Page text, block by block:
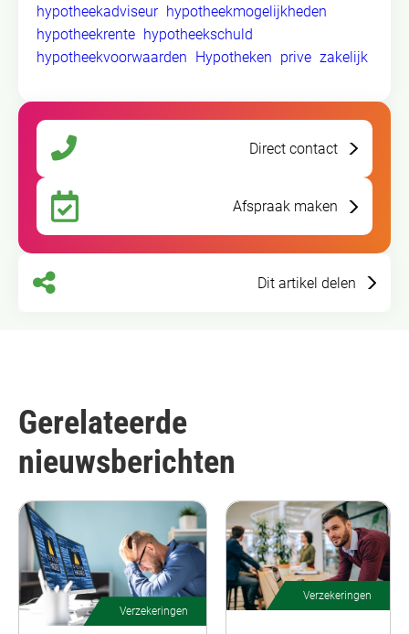
hypotheekadviseur hypotheekmogelijkheden
hypotheekrente hypotheekschuld
hypotheekvoorwaarden Hypotheken prive zakelijk
Direct contact
Afspraak maken
Dit artikel delen
Gerelateerde
nieuwsberichten
Verzekeringen
Verzekeringen